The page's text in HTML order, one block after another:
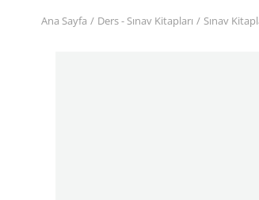
Ana Sayfa Ders - Sınav Kitapları Sınav